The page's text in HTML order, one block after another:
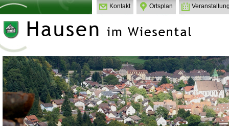
Kontakt Ortsplan